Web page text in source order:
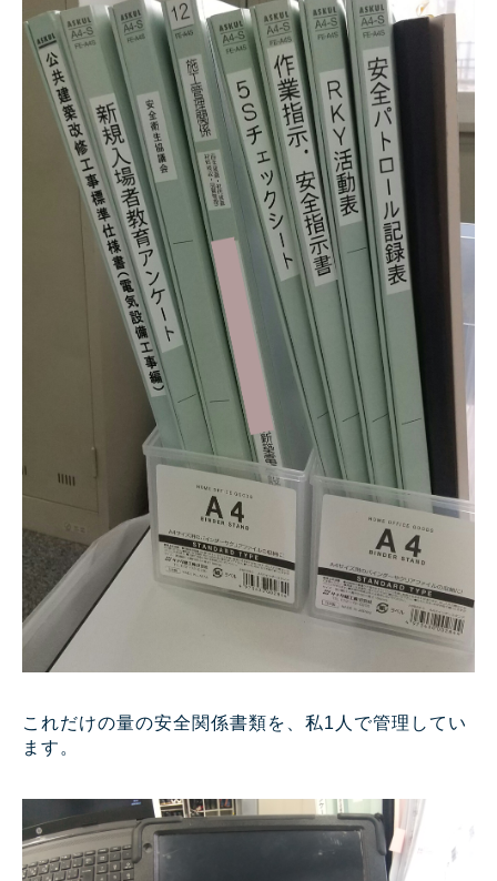
これだけの量の安全関係書類を、私1人で管理してい
ます。